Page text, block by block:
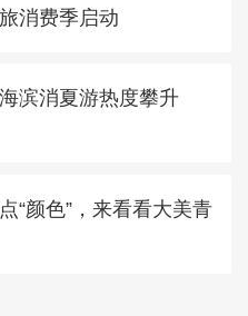
消费季启动
滨消夏游热度攀升
“颜色”，来看看大美青